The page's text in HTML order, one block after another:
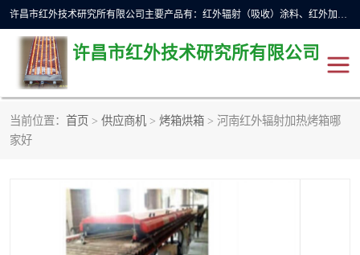
许昌市红外技术研究所有限公司主要产品有：红外辐射（吸收）涂料、红外加热元件、红外辐射加热模块（板）、红外辐射加热炉（箱）、快速红外辐射加热器、系列高端红外加热实验设备、系列红外加热控制器等。
许昌市红外技术研究所有限公司
当前位置： 首页 > 供应商机 > 烤箱烘箱 > 河南红外辐射加热烤箱哪
家好